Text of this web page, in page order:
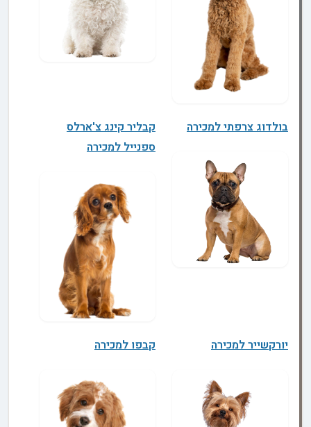
בולדוג צרפתי למכירה
קבליר קינג צ'ארלס
ספנייל למכירה
יורקשייר למכירה קבפו למכירה